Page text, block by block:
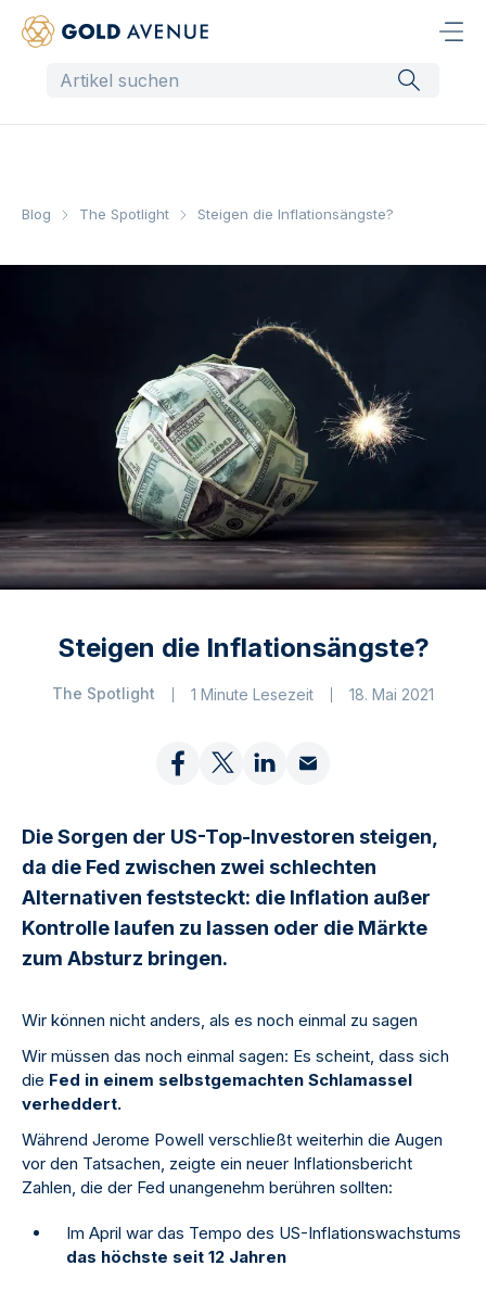
Blog The Spotlight Steigen die Inflationsängste?
Steigen die Inflationsängste?
The Spotlight 1 Minute Lesezeit 18. Mai 2021
Die Sorgen der US-Top-Investoren steigen,
da die Fed zwischen zwei schlechten
Alternativen feststeckt: die Inflation außer
Kontrolle laufen zu lassen oder die Märkte
zum Absturz bringen.
Wir können nicht anders, als es noch einmal zu sagen
Wir müssen das noch einmal sagen: Es scheint, dass sich
die Fed in einem selbstgemachten Schlamassel
verheddert.
Während Jerome Powell verschließt weiterhin die Augen
vor den Tatsachen, zeigte ein neuer Inflationsbericht
Zahlen, die der Fed unangenehm berühren sollten:
Im April war das Tempo des US-Inflationswachstums
das höchste seit 12 Jahren